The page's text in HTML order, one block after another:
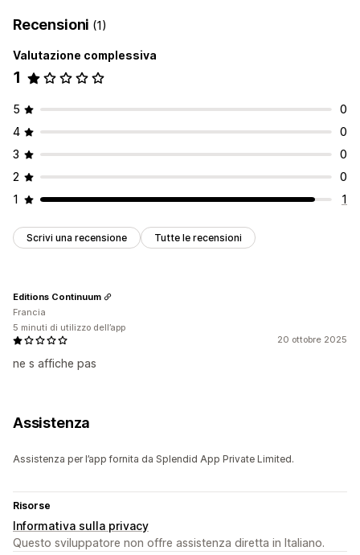
Recensioni (1)
Valutazione complessiva
1
5
0
4
0
3
0
2
0
1
1
Scrivi una recensione Tutte le recensioni
20 ottobre 2025
ne s affiche pas
Editions Continuum
Francia
5 minuti di utilizzo dell’app
Assistenza
Assistenza per l’app fornita da Splendid App Private Limited.
Risorse
Informativa sulla privacy
Questo sviluppatore non offre assistenza diretta in Italiano.